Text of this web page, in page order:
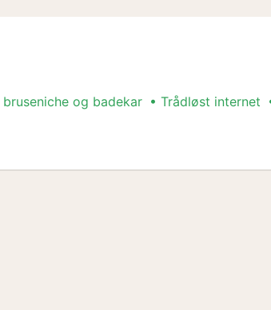
bruseniche og badekar Trådløst internet